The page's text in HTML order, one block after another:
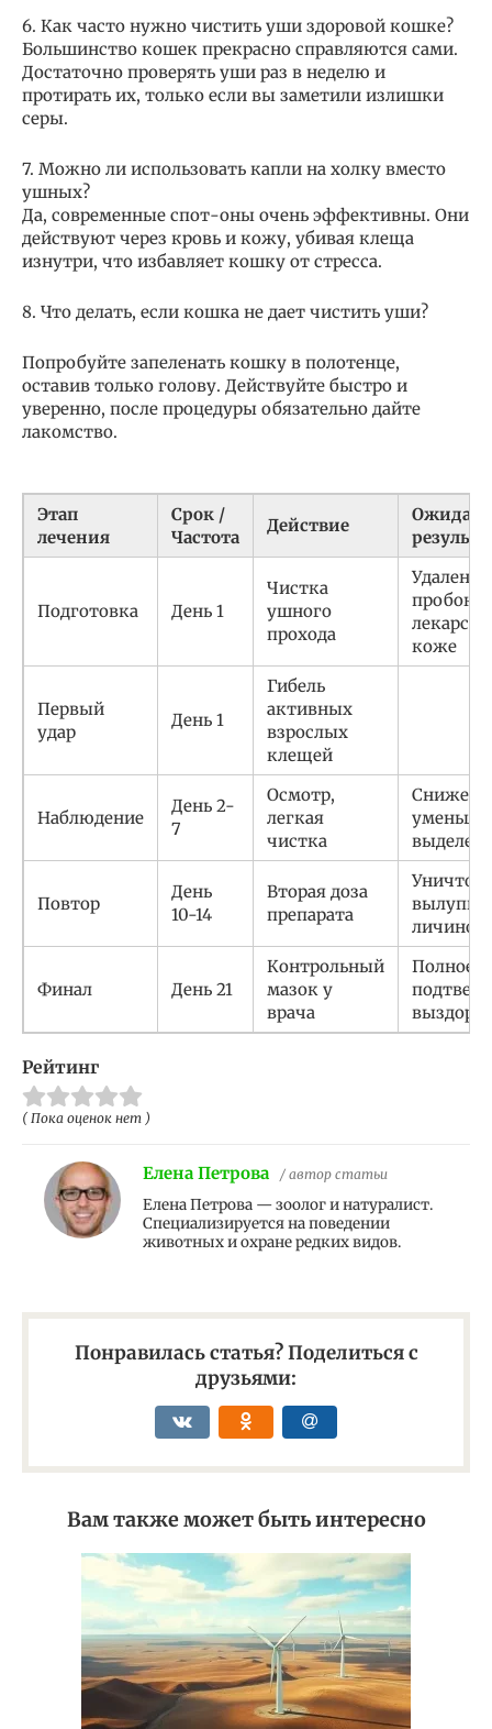
6. Как часто нужно чистить уши здоровой кошке?
Большинство кошек прекрасно справляются сами.
Достаточно проверять уши раз в неделю и
протирать их, только если вы заметили излишки
серы.
7. Можно ли использовать капли на холку вместо
ушных?
Да, современные спот-оны очень эффективны. Они
действуют через кровь и кожу, убивая клеща
изнутри, что избавляет кошку от стресса.
8. Что делать, если кошка не дает чистить уши?
Попробуйте запеленать кошку в полотенце,
оставив только голову. Действуйте быстро и
уверенно, после процедуры обязательно дайте
лакомство.
Этап
лечения
Срок /
Частота
Действие
Подготовка День 1
Чистка
ушного
прохода
Удаление
пробок,
коже
Первый
удар
День 1
Гибель
активных
взрослых
клещей
Наблюдение
День 2-
7
Осмотр,
легкая
чистка
Повтор
День
10-14
Вторая доза
препарата
личинок
Финал День 21
Контрольный
мазок у
врача
Полное
Рейтинг
( Пока оценок нет )
Елена Петрова / автор статьи
Елена Петрова — зоолог и натуралист.
Специализируется на поведении
животных и охране редких видов.
Понравилась статья? Поделиться с
друзьями:
Вам также может быть интересно